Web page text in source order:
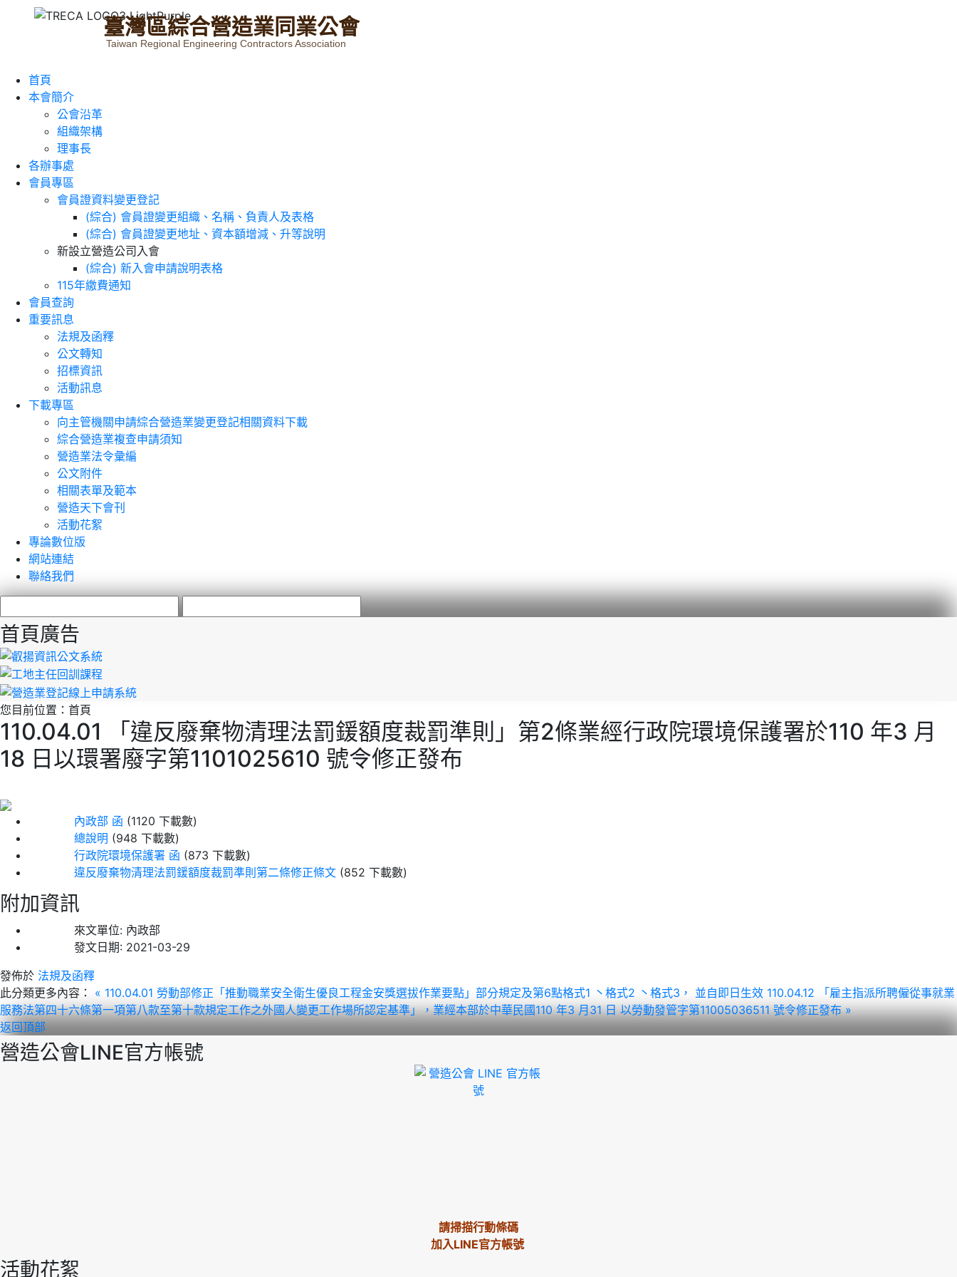
臺灣區綜合營造業同業公會
Taiwan Regional Engineering Contractors Association
首頁
本會簡介
公會沿革
組織架構
理事長
各辦事處
會員專區
會員證資料變更登記
(綜合) 會員證變更組織、名稱、負責人及表格
(綜合) 會員證變更地址、資本額增減、升等說明
新設立營造公司入會
(綜合) 新入會申請說明表格
115年繳費通知
會員查詢
重要訊息
法規及函釋
公文轉知
招標資訊
活動訊息
下載專區
向主管機關申請綜合營造業變更登記相關資料下載
綜合營造業複查申請須知
營造業法令彙編
公文附件
相關表單及範本
營造天下會刊
活動花絮
專論數位版
網站連結
聯絡我們
首頁廣告
您目前位置： 首頁
110.04.01 「違反廢棄物清理法罰鍰額度裁罰準則」第2條業經行政院環境保護署於110 年3 月
18 日以環署廢字第1101025610 號令修正發布
內政部 函 (1120 下載數)
總說明 (948 下載數)
行政院環境保護署 函 (873 下載數)
違反廢棄物清理法罰鍰額度裁罰準則第二條修正條文 (852 下載數)
附加資訊
來文單位: 內政部
發文日期: 2021-03-29
發佈於 法規及函釋
此分類更多內容： « 110.04.01 勞動部修正「推動職業安全衛生優良工程金安獎選拔作業要點」部分規定及第6點格式1 丶格式2 丶格式3， 並自即日生效 110.04.12 「雇主指派所聘僱從事就業
服務法第四十六條第一項第八款至第十款規定工作之外國人變更工作場所認定基準」，業經本部於中華民國110 年3 月31 日 以勞動發管字第11005036511 號令修正發布 »
返回頂部
營造公會LINE官方帳號
請掃描行動條碼
加入LINE官方帳號
活動花絮